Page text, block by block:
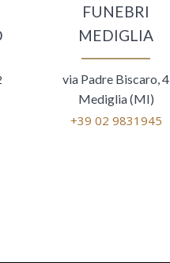
FUNEBRI
MEDIGLIA
via Padre Biscaro, 4
Mediglia (MI)
+39 02 9831945